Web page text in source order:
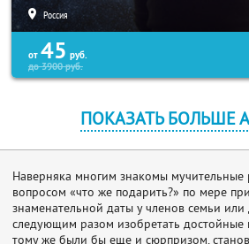
Россия
от 45 руб.
до3900руб.
ПОКАЗАТЬ БОЛЬШЕ
Наверняка многим знакомы
вопросом «что же подарить?» по мере
знаменательной даты у членов семьи
следующим разом изобретать достойные
тому же были бы еще и сюрпризом,